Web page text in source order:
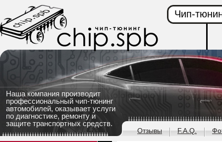
Наша компания производит
профессиональный чип-тюнинг
автомобилей, оказывает услуги
по диагностике, ремонту и
защите транспортных средств.
Чип-
Отзывы F.A.Q.